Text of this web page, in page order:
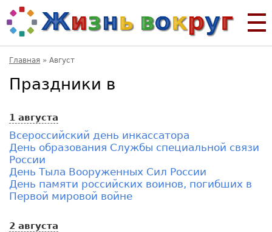
Главная » Август
Праздники в
1 августа
Всероссийский день инкассатора
День образования Службы специальной связи
России
День Тыла Вооруженных Сил России
День памяти российских воинов, погибших в
Первой мировой войне
2 августа